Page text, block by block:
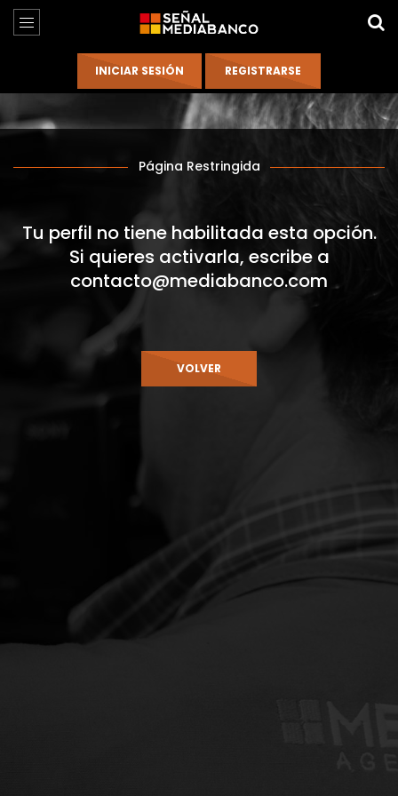
Página Restringida
Tu perfil no tiene habilitada esta opción.
Si quieres activarla, escribe a
contacto@mediabanco.com